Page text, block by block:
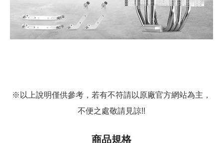
※以上說明僅供參考，若有不符請以原廠官方網站為主，
不便之處敬請見諒!!
商品規格